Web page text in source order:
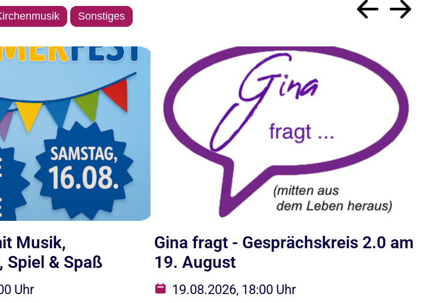
Sonstiges
Musik,
Spiel & Spaß
Uhr
Gina fragt - Gesprächskreis 2.0 am
19. August
19.08.2026, 18:00 Uhr